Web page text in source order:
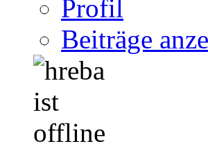
Profil
Beiträge